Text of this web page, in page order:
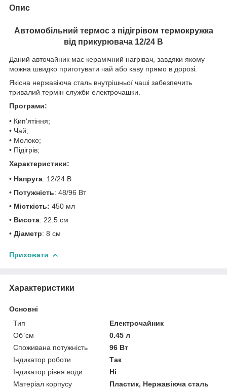
Опис
Автомобільний термос з підігрівом термокружка
від прикурювача 12/24 В
Даний авточайник має керамічний нагрівач, завдяки якому
можна швидко приготувати чай або каву прямо в дорозі.
Якісна нержавіюча сталь внутрішньої чаші забезпечить
тривалий термін служби електрочашки.
Програми:
• Кип'ятіння;
• Чай;
• Молоко;
• Підігрів;
Характеристики:
• Напруга: 12/24 В
• Потужність: 48/96 Вт
• Місткість: 450 мл
• Висота: 22.5 см
• Діаметр: 8 см
Приховати
Характеристики
Основні
Тип
Електрочайник
Об`єм
0.45 л
Споживана потужність
96 Вт
Індикатор роботи
Так
Індикатор рівня води
Ні
Матеріал корпусу
Пластик, Нержавіюча сталь